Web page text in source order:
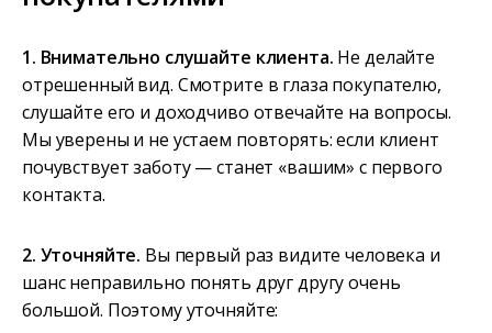
1. Внимательно слушайте клиента. Не делайте
отрешенный вид. Смотрите в глаза покупателю,
слушайте его и доходчиво отвечайте на вопросы.
Мы уверены и не устаем повторять: если клиент
почувствует заботу — станет «вашим» с первого
контакта.
2. Уточняйте. Вы первый раз видите человека и
шанс неправильно понять друг другу очень
большой. Поэтому уточняйте: